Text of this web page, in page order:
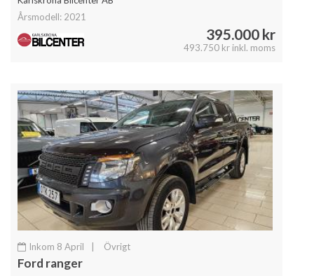
Årsmodell: 2021
395.000 kr
493.750 kr inkl. moms
Inkom 8 April Övrigt
Ford ranger